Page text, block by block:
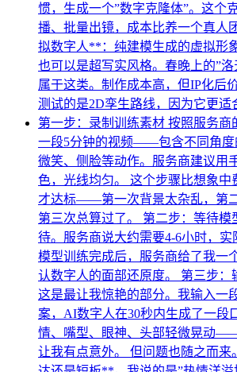
惯，生成一个”数字克隆体”。这个
播、批量出镜，成本比养一个真人
拟数字人**：纯建模生成的虚拟形
也可以是超写实风格。春晚上的”洛
属于这类。制作成本高，但IP化后
测试的是2D孪生路线，因为它更适
第一步：录制训练素材 按照服务商
一段5分钟的视频——包含不同角度
微笑、侧脸等动作。服务商建议用
色，光线均匀。 这个步骤比想象中
才达标——第一次背景太杂乱，第
第三次总算过了。 第二步：等待模
待。服务商说大约需要4-6小时，实
模型训练完成后，服务商给了我一
认数字人的面部还原度。 第三步：
这是最让我惊艳的部分。我输入一
案，AI数字人在30秒内生成了一段
情、嘴型、眼神、头部轻微晃动
让我有点意外。 但问题也随之而